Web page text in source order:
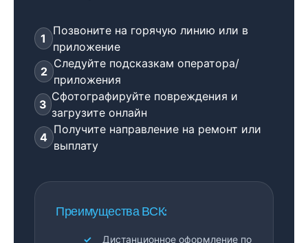
1
Позвоните на горячую линию или в
приложение
2
Следуйте подсказкам оператора/
приложения
3
Сфотографируйте повреждения и
загрузите онлайн
4
Получите направление на ремонт или
выплату
Преимущества ВСК:
Дистанционное оформление по